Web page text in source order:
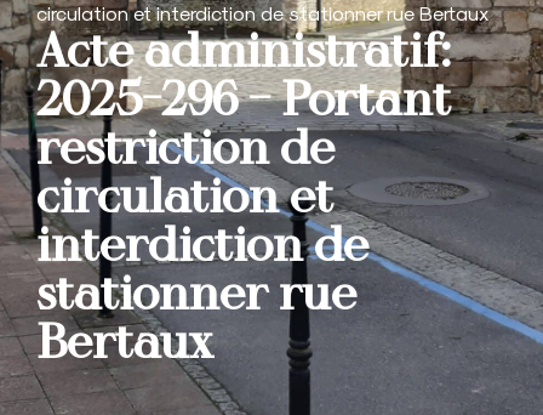
circulation et interdiction de stationner rue Bertaux
Acte administratif:
2025-296 – Portant
restriction de
circulation et
interdiction de
stationner rue
Bertaux